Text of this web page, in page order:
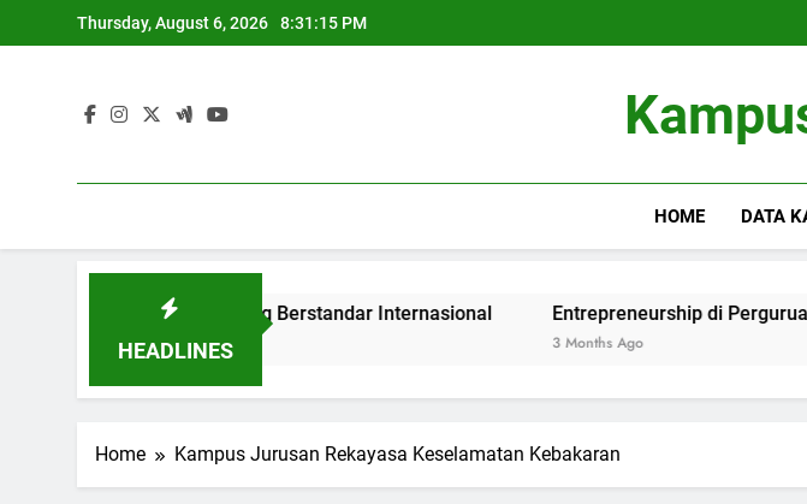
to
Thursday, August 6, 2026 8:31:15 PM
HOME DATA
HEADLINES
Tinggi yang Berstandar Internasional Entrepreneurship di Perguruan
3 Months Ago
Home Kampus Jurusan Rekayasa Keselamatan Kebakaran